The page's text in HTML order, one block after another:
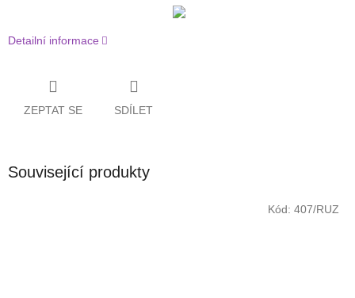
Detailní informace
ZEPTAT SE SDÍLET
Související produkty
Kód: 407/RUZ